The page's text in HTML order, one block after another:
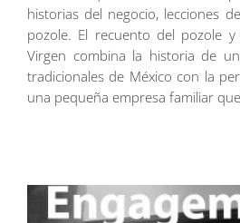
historias del negocio, lecciones
pozole. El recuento del pozole
Virgen combina la historia de
tradicionales de México con la
una pequeña empresa familiar